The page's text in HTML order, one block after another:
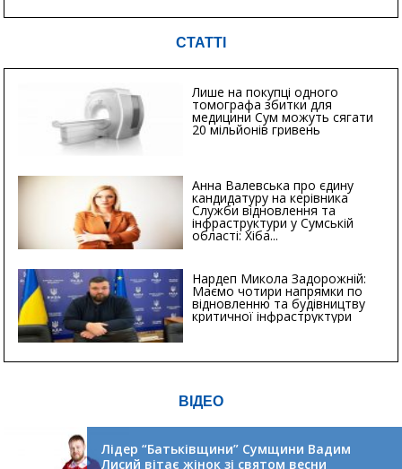
СТАТТІ
Лише на покупці одного
томографа збитки для
медицини Сум можуть сягати
20 мільйонів гривень
Анна Валевська про єдину
кандидатуру на керівника
Служби відновлення та
інфраструктури у Сумській
області: Хіба...
Нардеп Микола Задорожній:
Маємо чотири напрямки по
відновленню та будівництву
критичної інфраструктури
ВІДЕО
Лідер “Батьківщини” Сумщини Вадим
Лисий вітає жінок зі святом весни